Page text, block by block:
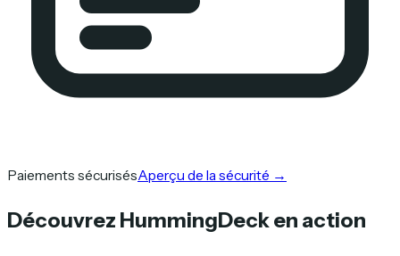
Paiements sécurisésAperçu de la sécurité →
Découvrez HummingDeck en action